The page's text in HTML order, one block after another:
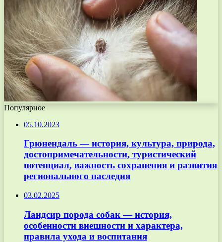
Популярное
05.10.2023
Грюнендаль — история, культура, природа,
достопримечательности, туристический
потенциал, важность сохранения и развития
регионального наследия
03.02.2025
Ландсир порода собак — история,
особенности внешности и характера,
правила ухода и воспитания